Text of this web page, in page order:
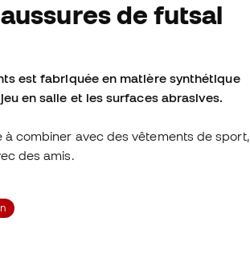
de futsal
est fabriquée en matière synthétique
en salle et les surfaces abrasives.
combiner avec des vêtements de sport,
des amis.